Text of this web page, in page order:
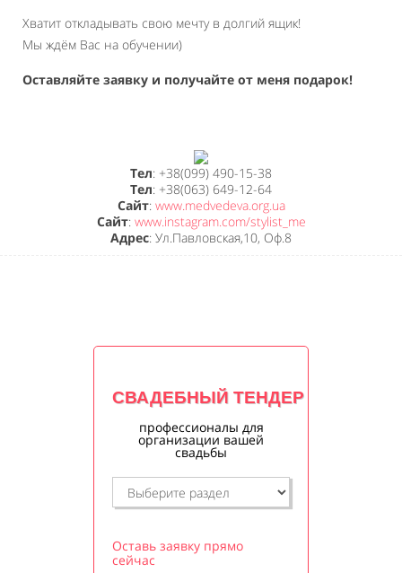
Хватит откладывать свою мечту в долгий ящик!
Мы ждём Вас на обучении)
Оставляйте заявку и получайте от меня подарок!
Тел: +38(099) 490-15-38
Тел: +38(063) 649-12-64
Сайт: www.medvedeva.org.ua
Сайт: www.instagram.com/stylist_me
Адрес: Ул.Павловская,10, Оф.8
СВАДЕБНЫЙ ТЕНДЕР
профессионалы для
организации вашей
свадьбы
Оставь заявку прямо
сейчас